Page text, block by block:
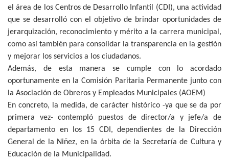
el área de los Centros de Desarrollo Infantil (CDI), una actividad
que se desarrolló con el objetivo de brindar oportunidades de
jerarquización, reconocimiento y mérito a la carrera municipal,
como así también para consolidar la transparencia en la gestión
y mejorar los servicios a los ciudadanos.
Además, de esta manera se cumple con lo acordado
oportunamente en la Comisión Paritaria Permanente junto con
la Asociación de Obreros y Empleados Municipales (AOEM)
En concreto, la medida, de carácter histórico -ya que se da por
primera vez- contempló puestos de director/a y jefe/a de
departamento en los 15 CDI, dependientes de la Dirección
General de la Niñez, en la órbita de la Secretaría de Cultura y
Educación de la Municipalidad.